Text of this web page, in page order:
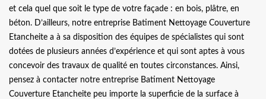
et cela quel que soit le type de votre façade : en bois, plâtre, en
béton. D’ailleurs, notre entreprise Batiment Nettoyage Couverture
Etancheite a à sa disposition des équipes de spécialistes qui sont
dotées de plusieurs années d’expérience et qui sont aptes à vous
concevoir des travaux de qualité en toutes circonstances. Ainsi,
pensez à contacter notre entreprise Batiment Nettoyage
Couverture Etancheite peu importe la superficie de la surface à